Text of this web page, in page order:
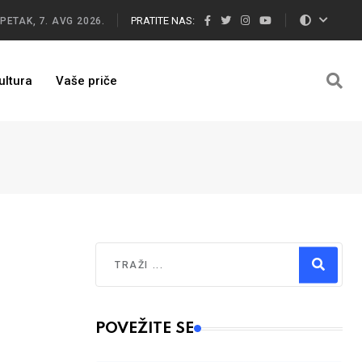
PETAK, 7. AVG 2026. PRATITE NAS:
Vaše priče
Type 2 or more characters for results.
POVEŽITE SE